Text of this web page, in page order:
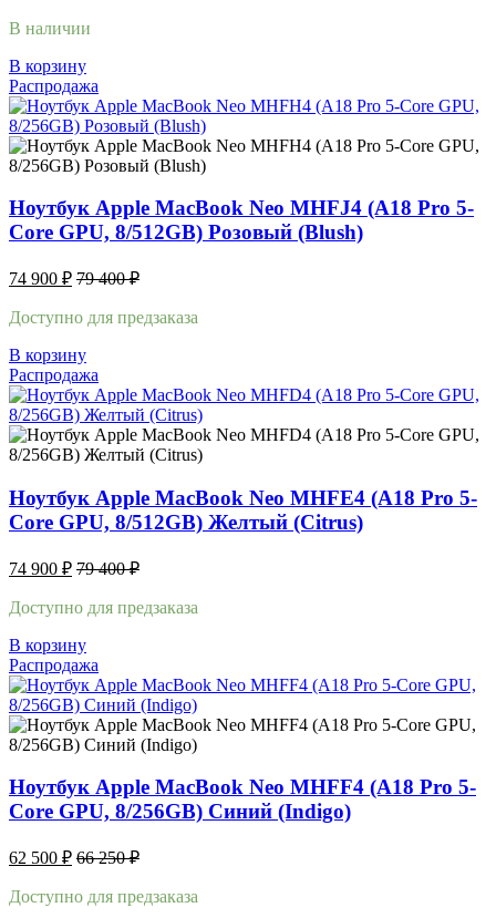
В наличии
В корзину
Распродажа
Ноутбук Apple MacBook Neo MHFJ4 (A18 Pro 5-
Core GPU, 8/512GB) Розовый (Blush)
74 900 ₽ 79 400₽
Доступно для предзаказа
В корзину
Распродажа
Ноутбук Apple MacBook Neo MHFE4 (A18 Pro 5-
Core GPU, 8/512GB) Желтый (Citrus)
74 900 ₽ 79 400₽
Доступно для предзаказа
В корзину
Распродажа
Ноутбук Apple MacBook Neo MHFF4 (A18 Pro 5-
Core GPU, 8/256GB) Синий (Indigo)
62 500 ₽ 66 250₽
Доступно для предзаказа